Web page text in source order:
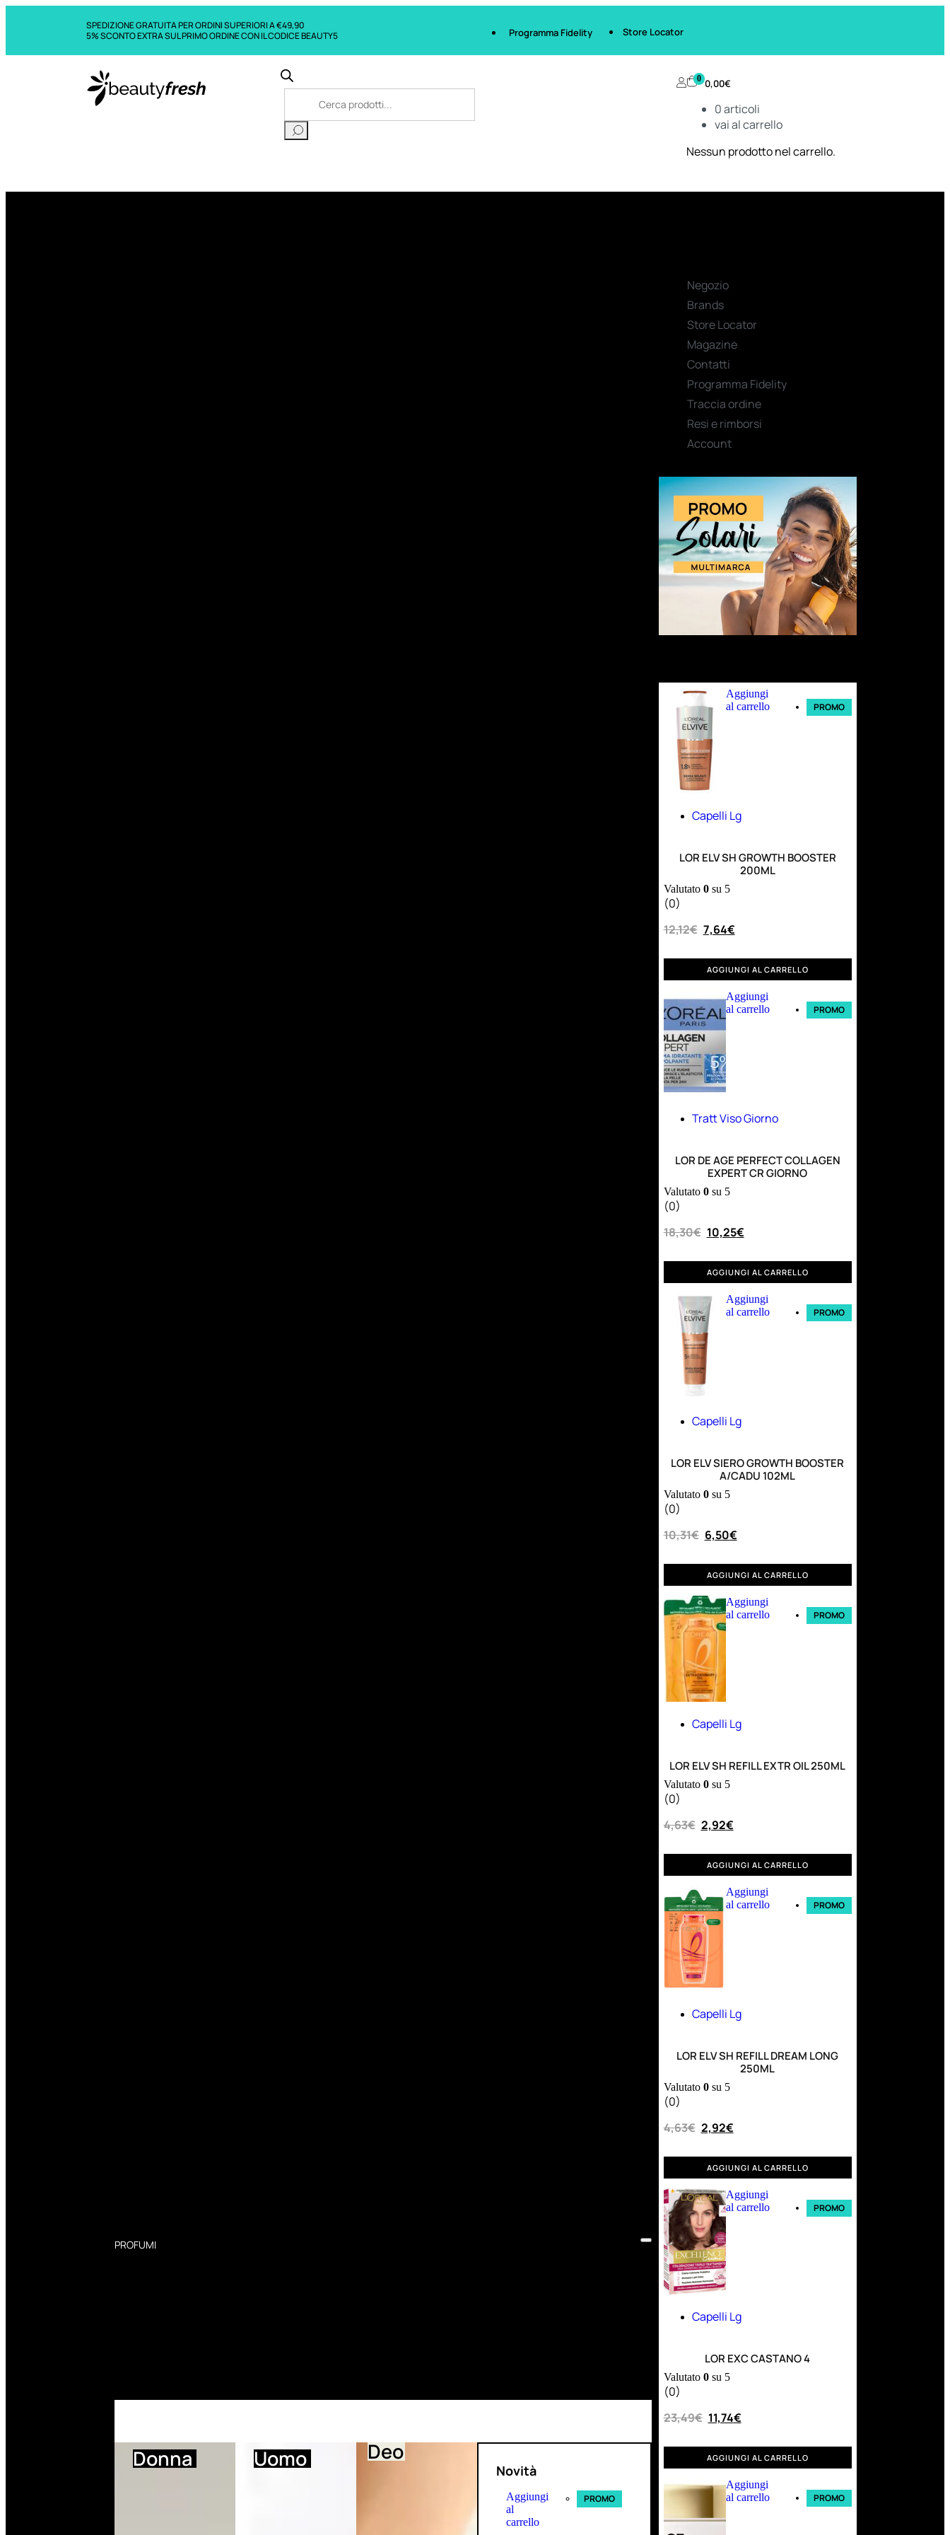
SPEDIZIONE GRATUITA PER ORDINI SUPERIORI A €49,90
5% SCONTO EXTRA SUL PRIMO ORDINE CON IL CODICE BEAUTY5
Programma Fidelity Store Locator
0 0,00€
0articoli
vai al carrello
Nessun prodotto nel carrello.
PROFUMI
Donna Uomo Deo
Novità
Aggiungi
al
carrello
PROMO
Negozio
Brands
Store Locator
Magazine
Contatti
Programma Fidelity
Traccia ordine
Resi e rimborsi
Account
Aggiungi
al carrello
PROMO
Capelli Lg
LOR ELV SH GROWTH BOOSTER
200ML
Valutato 0su 5
(0)
12,12€ 7,64€
AGGIUNGI AL CARRELLO
Aggiungi
al carrello
PROMO
Tratt Viso Giorno
LOR DE AGE PERFECT COLLAGEN
EXPERT CR GIORNO
Valutato 0su 5
(0)
18,30€ 10,25€
AGGIUNGI AL CARRELLO
Aggiungi
al carrello
PROMO
Capelli Lg
LOR ELV SIERO GROWTH BOOSTER
A/CADU 102ML
Valutato 0su 5
(0)
10,31€ 6,50€
AGGIUNGI AL CARRELLO
Aggiungi
al carrello
PROMO
Capelli Lg
LOR ELV SH REFILL EXTR OIL 250ML
Valutato 0su 5
(0)
4,63€ 2,92€
AGGIUNGI AL CARRELLO
Aggiungi
al carrello
PROMO
Capelli Lg
LOR ELV SH REFILL DREAM LONG
250ML
Valutato 0su 5
(0)
4,63€ 2,92€
AGGIUNGI AL CARRELLO
Aggiungi
al carrello
PROMO
Capelli Lg
LOR EXC CASTANO 4
Valutato 0su 5
(0)
23,49€ 11,74€
AGGIUNGI AL CARRELLO
Aggiungi
al carrello
PROMO